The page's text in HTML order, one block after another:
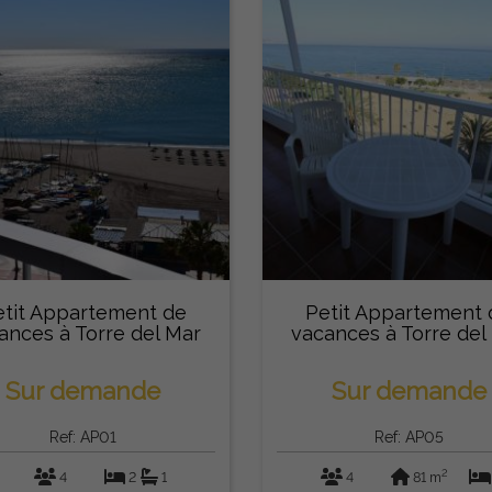
Appartement de
à Torre del Mar
Sur demande
Ref: AP01
4 2 1
Petit Appartement
vacances à Torre del
Sur demande
Ref: AP05
4 81 m2